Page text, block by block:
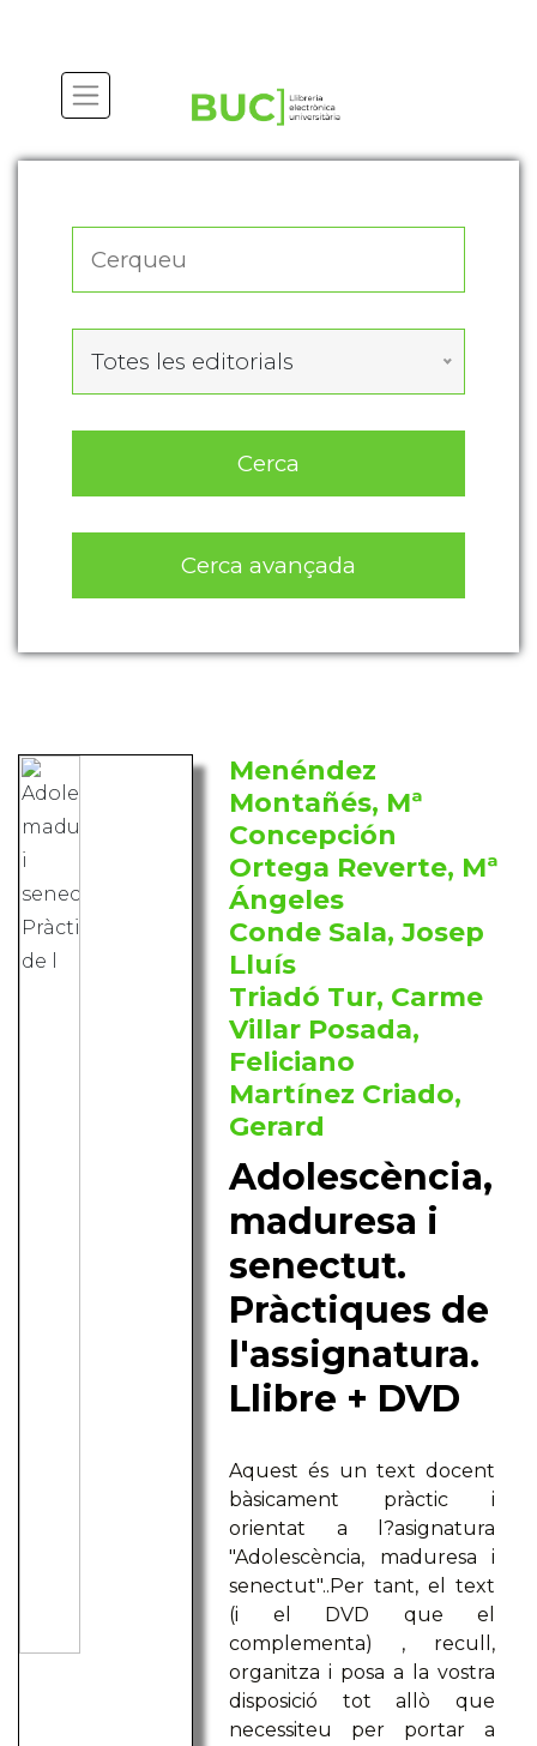
Totes les editorials
Cerca
Cerca avançada
Menéndez
Montañés, Mª
Concepción
Ortega Reverte, Mª
Ángeles
Conde Sala, Josep
Lluís
Triadó Tur, Carme
Villar Posada,
Feliciano
Martínez Criado,
Gerard
Adolescència,
maduresa i
senectut.
Pràctiques de
l'assignatura.
Llibre + DVD
Aquest és un text docent
bàsicament pràctic i
orientat a l?asignatura
"Adolescència, maduresa i
senectut"..Per tant, el text
(i el DVD que el
complementa) , recull,
organitza i posa a la vostra
disposició tot allò que
necessiteu per portar a